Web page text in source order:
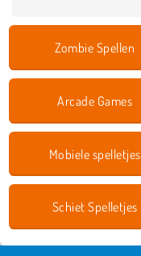
Zombie Spellen
Arcade Games
Mobiele spelletjes
Schiet Spelletjes